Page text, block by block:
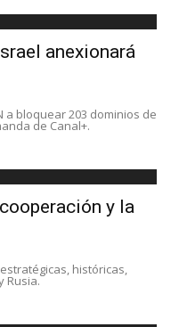
anexionará
a bloquear 203 dominios de
de Canal+.
y la
históricas,
Rusia.